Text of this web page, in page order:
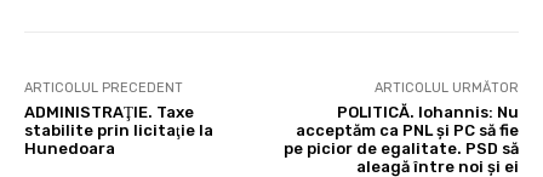
ARTICOLUL PRECEDENT
ADMINISTRAŢIE. Taxe
stabilite prin licitaţie la
Hunedoara
ARTICOLUL URMĂTOR
POLITICĂ. Iohannis: Nu
acceptăm ca PNL şi PC să fie
pe picior de egalitate. PSD să
aleagă între noi şi ei